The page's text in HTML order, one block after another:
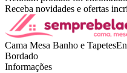
Receba novidades e ofertas
Cama Mesa Banho e
Bordado
Informações